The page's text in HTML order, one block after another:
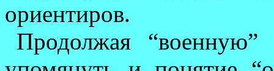
ори­ентиров.
Продолжая “военную”